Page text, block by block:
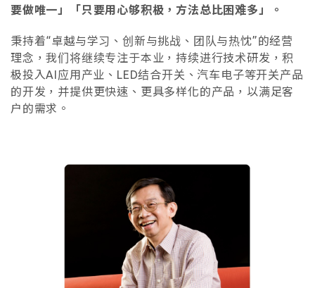
要做唯一」「只要用心够积极，方法总比困难多」。
秉持着“卓越与学习、创新与挑战、团队与热忱”的经营
理念，我们将继续专注于本业，持续进行技术研发，积
极投入AI应用产业、LED结合开关、汽车电子等开关产品
的开发，并提供更快速、更具多样化的产品，以满足客
户的需求。